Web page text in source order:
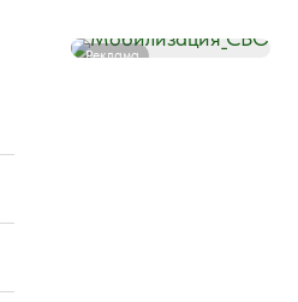
Реклама